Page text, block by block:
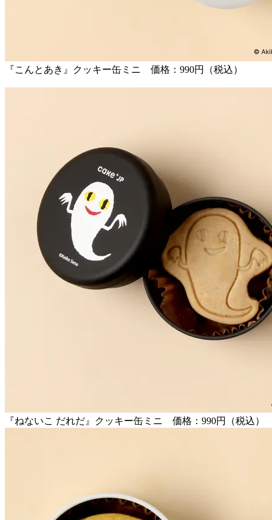
『こんとあき』クッキー缶ミニ 価格：990円（税込）
『ねないこ だれだ』クッキー缶ミニ 価格：990円（税込）